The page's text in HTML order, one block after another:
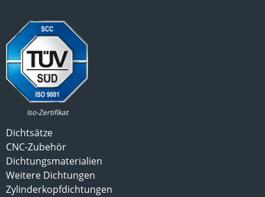
Iso-Zertifikat
Dichtsätze
CNC-Zubehör
Dichtungsmaterialien
Weitere Dichtungen
Zylinderkopfdichtungen